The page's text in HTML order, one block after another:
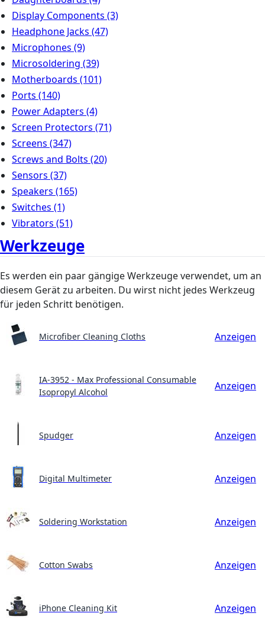
Display Components (3)
Headphone Jacks (47)
Microphones (9)
Microsoldering (39)
Motherboards (101)
Ports (140)
Power Adapters (4)
Screen Protectors (71)
Screens (347)
Screws and Bolts (20)
Sensors (37)
Speakers (165)
Switches (1)
Vibrators (51)
Werkzeuge
Es werden ein paar gängige Werkzeuge verwendet, um an
diesem Gerät zu arbeiten. Du wirst nicht jedes Werkzeug
für jeden Schritt benötigen.
Microfiber Cleaning Cloths Anzeigen
IA-3952 - Max Professional Consumable
Isopropyl Alcohol
Anzeigen
Spudger Anzeigen
Digital Multimeter Anzeigen
Soldering Workstation Anzeigen
Cotton Swabs Anzeigen
iPhone Cleaning Kit Anzeigen